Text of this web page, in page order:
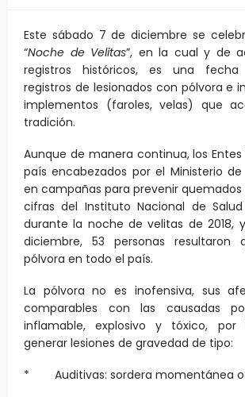
Este sábado 7 de diciembre se
“Noche de Velitas”, en la cual y de
registros históricos, es una
registros de lesionados con pólvora e
implementos (faroles, velas) que
tradición.
Aunque de manera continua, los
país encabezados por el Ministerio de
en campañas para prevenir quemados
cifras del Instituto Nacional de
durante la noche de velitas de 2018,
diciembre, 53 personas resultaron
pólvora en todo el país.
La pólvora no es inofensiva, sus
comparables con las causadas
inflamable, explosivo y tóxico,
generar lesiones de gravedad de tipo:
* Auditivas: sordera momentánea o